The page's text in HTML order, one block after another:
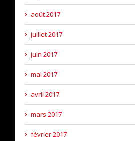
août 2017
juillet 2017
juin 2017
mai 2017
avril 2017
mars 2017
février 2017